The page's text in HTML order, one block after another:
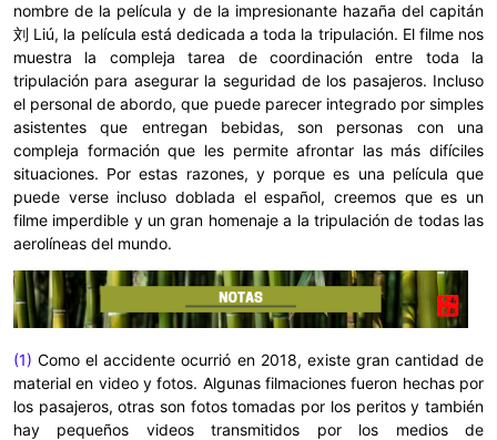
nombre de la película y de la impresionante hazaña del capitán
刘 Liú, la película está dedicada a toda la tripulación. El filme nos
muestra la compleja tarea de coordinación entre toda la
tripulación para asegurar la seguridad de los pasajeros. Incluso
el personal de abordo, que puede parecer integrado por simples
asistentes que entregan bebidas, son personas con una
compleja formación que les permite afrontar las más difíciles
situaciones. Por estas razones, y porque es una película que
puede verse incluso doblada el español, creemos que es un
filme imperdible y un gran homenaje a la tripulación de todas las
aerolíneas del mundo.
(1) Como el accidente ocurrió en 2018, existe gran cantidad de
material en video y fotos. Algunas filmaciones fueron hechas por
los pasajeros, otras son fotos tomadas por los peritos y también
hay pequeños videos transmitidos por los medios de